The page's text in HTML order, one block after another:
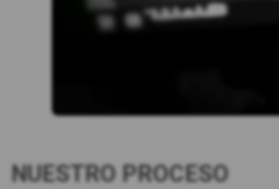
NUESTRO PROCESO